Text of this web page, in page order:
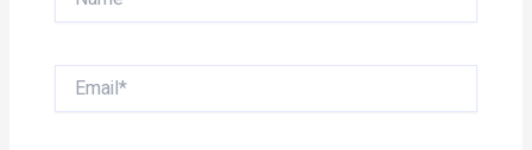
Email*